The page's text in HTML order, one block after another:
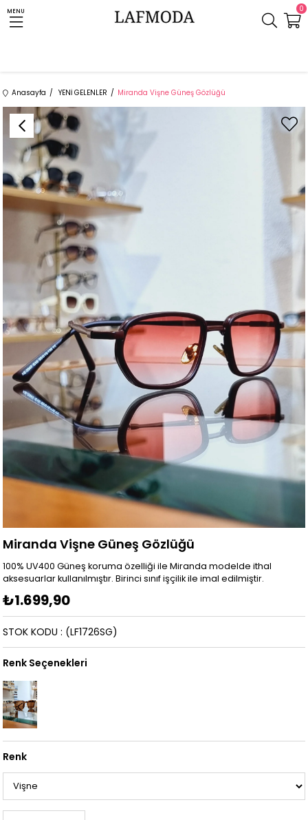
MENU 0
Anasayfa YENİ GELENLER Miranda Vişne Güneş Gözlüğü
Miranda Vişne Güneş Gözlüğü
100% UV400 Güneş koruma özelliği ile Miranda modelde ithal
aksesuarlar kullanılmıştır. Birinci sınıf işçilik ile imal edilmiştir.
₺1.699,90
(LF1726SG)
STOK KODU
Renk Seçenekleri
Renk